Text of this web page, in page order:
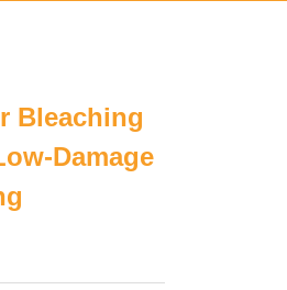
Bleaching
Damage